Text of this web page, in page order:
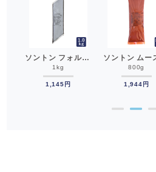
ソントン フォルテショコラ 1kg クリーム フラワーペースト チョコレートクリーム__
1kg
1,145円
800g
1,944円
● ●